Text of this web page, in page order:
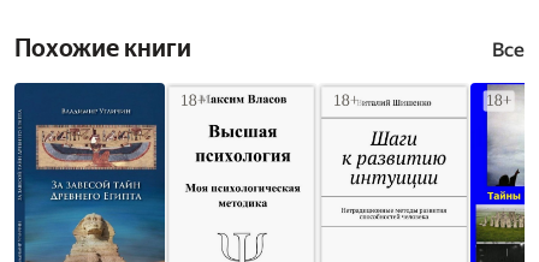
Похожие книги Все